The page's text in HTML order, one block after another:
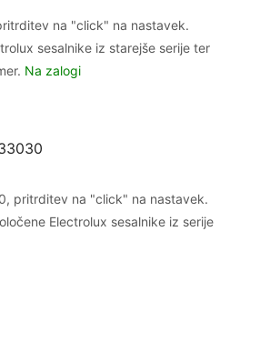
na "click" na nastavek.
sesalnike iz starejše serije ter
Na zalogi
pritrditev na "click" na nastavek.
Electrolux sesalnike iz serije